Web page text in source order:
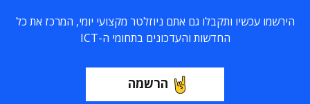
הירשמו עכשיו ותקבלו גם אתם ניוזלטר מקצועי יומי, המרכז את כל
החדשות והעדכונים בתחומי ה-ICT
הרשמה